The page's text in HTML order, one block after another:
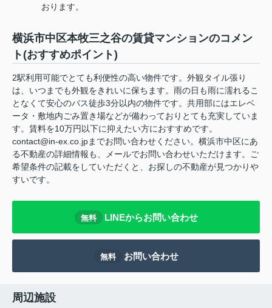
おります。
横浜市中区本牧三之谷の賃貸マンションのコメン
ト(おすすめポイント)
2駅利用可能でとても利便性の高い物件です。外観タイル張り
は、いつまでも外観をきれいに保ちます。雨の日も雨に濡れるこ
となくて安心のバス徒歩3分以内の物件です。共用部にはエレベ
ータ・敷地内ごみ置き場などが備わっておりとても充実していま
す。賃料を10万円以下に抑えたい方におすすめです。
contact@in-ex.co.jpまでお問い合わせください。横浜市中区にあ
る不動産の詳細情報も、メールでお問い合わせいただけます。ご
希望条件の記載をしていただくと、お探しの不動産が見つかりや
すいです。
無料 LINEからお問い合わせ
無料 お問い合わせ
周辺施設